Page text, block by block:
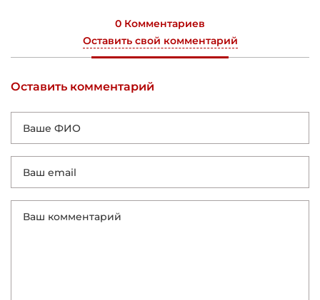
0 Комментариев
Оставить свой комментарий
Оставить комментарий